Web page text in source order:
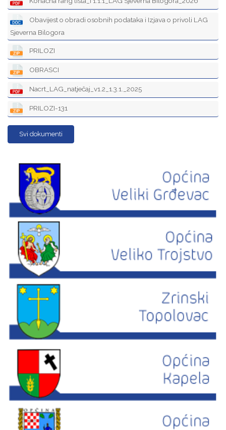
Obavijest o obradi osobnih podataka i Izjava o privoli LAG
Sjeverna Bilogora
PRILOZI
OBRASCI
Nacrt_LAG_natječaj_v1.2_1.3.1._2025
PRILOZI-131
Svi dokumenti